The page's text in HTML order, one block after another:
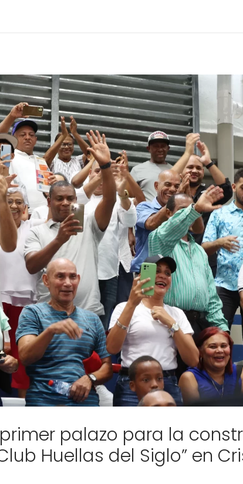
primer palazo para la
Huellas del Siglo” en